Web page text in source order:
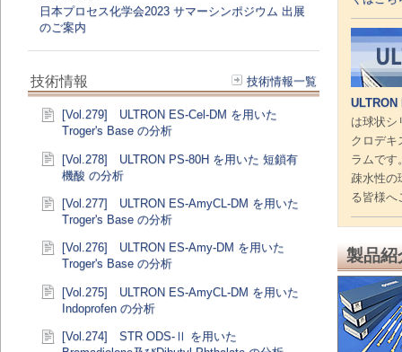
日本プロセス化学会2023 サマーシンポジウム 出展
のご案内
技術情報一覧
技術情報
[Vol.279] ULTRON ES-Cel-DM を用いた
Troger's Base の分析
[Vol.278] ULTRON PS-80H を用いた 短鎖有
機酸 の分析
[Vol.277] ULTRON ES-AmyCL-DM を用いた
Troger's Base の分析
[Vol.276] ULTRON ES-Amy-DM を用いた
Troger's Base の分析
[Vol.275] ULTRON ES-AmyCL-DM を用いた
Indoprofen の分析
[Vol.274] STR ODS-Ⅱ を用いた
ULTRON
は球状シ
クロデキ
ラムです
疎水性の
る皆様
製品紹